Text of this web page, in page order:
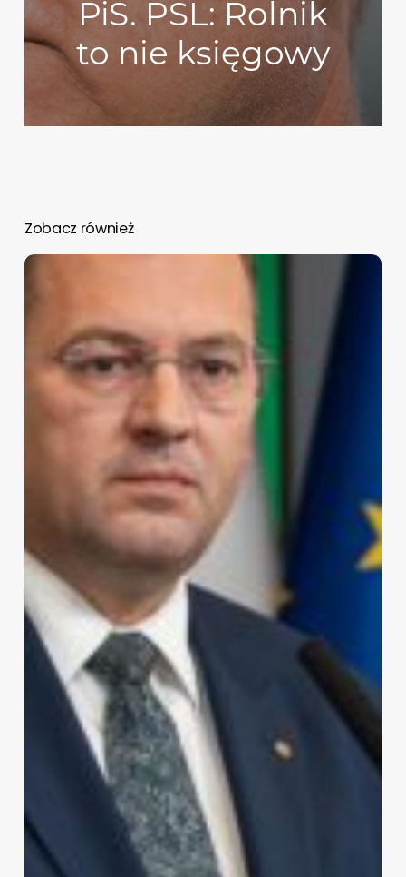
PiS. PSL: Rolnik
to nie księgowy
Zobacz również